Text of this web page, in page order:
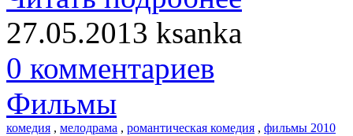
27.05.2013 ksanka
0 комментариев
Фильмы
комедия , мелодрама , романтическая комедия , фильмы 2010